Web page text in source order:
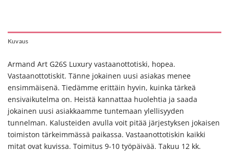
Kuvaus
Armand Art G26S Luxury vastaanottotiski, hopea.
Vastaanottotiskit. Tänne jokainen uusi asiakas menee
ensimmäisenä. Tiedämme erittäin hyvin, kuinka tärkeä
ensivaikutelma on. Heistä kannattaa huolehtia ja saada
jokainen uusi asiakkaamme tuntemaan ylellisyyden
tunnelman. Kalusteiden avulla voit pitää järjestyksen jokaisen
toimiston tärkeimmässä paikassa. Vastaanottotiskin kaikki
mitat ovat kuvissa. Toimitus 9-10 työpäivää. Takuu 12 kk.